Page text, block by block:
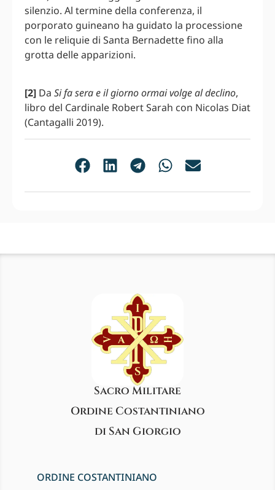
silenzio. Al termine della conferenza, il
porporato guineano ha guidato la processione
con le reliquie di Santa Bernadette fino alla
grotta delle apparizioni.
[2] Da Si fa sera e il giorno ormai volge al declino,
libro del Cardinale Robert Sarah con Nicolas Diat
(Cantagalli 2019).
Sacro Militare
Ordine Costantiniano
di San Giorgio
ORDINE COSTANTINIANO